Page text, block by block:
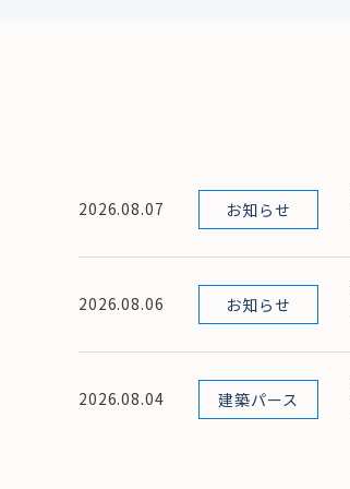
2026.08.07 お知らせ
2026.08.06 お知らせ
2026.08.04 建築パース